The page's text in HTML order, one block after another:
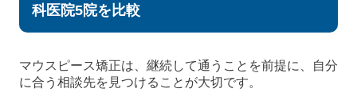
科医院5院を比較
マウスピース矯正は、継続して通うことを前提に、自分
に合う相談先を見つけることが大切です。